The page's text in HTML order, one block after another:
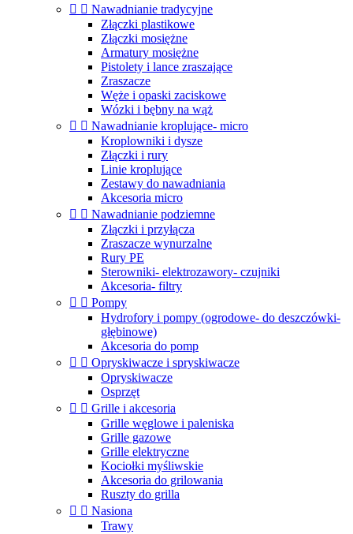
  Nawadnianie tradycyjne
Złączki plastikowe
Złączki mosiężne
Armatury mosiężne
Pistolety i lance zraszające
Zraszacze
Węże i opaski zaciskowe
Wózki i bębny na wąż
  Nawadnianie kroplujące- micro
Kroplowniki i dysze
Złączki i rury
Linie kroplujące
Zestawy do nawadniania
Akcesoria micro
  Nawadnianie podziemne
Złączki i przyłącza
Zraszacze wynurzalne
Rury PE
Sterowniki- elektrozawory- czujniki
Akcesoria- filtry
  Pompy
Hydrofory i pompy (ogrodowe- do deszczówki-
głębinowe)
Akcesoria do pomp
  Opryskiwacze i spryskiwacze
Opryskiwacze
Osprzęt
  Grille i akcesoria
Grille węglowe i paleniska
Grille gazowe
Grille elektryczne
Kociołki myśliwskie
Akcesoria do grilowania
Ruszty do grilla
  Nasiona
Trawy